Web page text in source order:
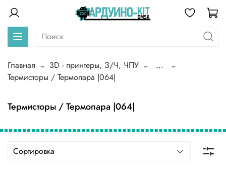
Главная 3D - принтеры, З/Ч, ЧПУ
...
Термисторы / Термопара |064|
Термисторы / Термопара |064|